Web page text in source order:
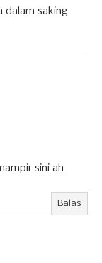
dalam saking
sini ah
Balas